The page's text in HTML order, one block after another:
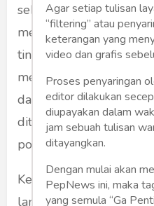
sebagai budaya
merasa, bahwa mereka
tinggi. Lalu, mereka
menyembah dan
dari budaya menjilat
ditemukan di banyak
politik di Indonesia.
Keempat, budaya
langit. Ini adalah
Agar setiap tulisan
“filtering” atau
keterangan yang
video dan grafis
Proses penyaringan
editor dilakukan
diupayakan dalam
jam sebuah tulisan
ditayangkan.
Dengan mulai akan
PepNews ini, maka
yang semula “Ga